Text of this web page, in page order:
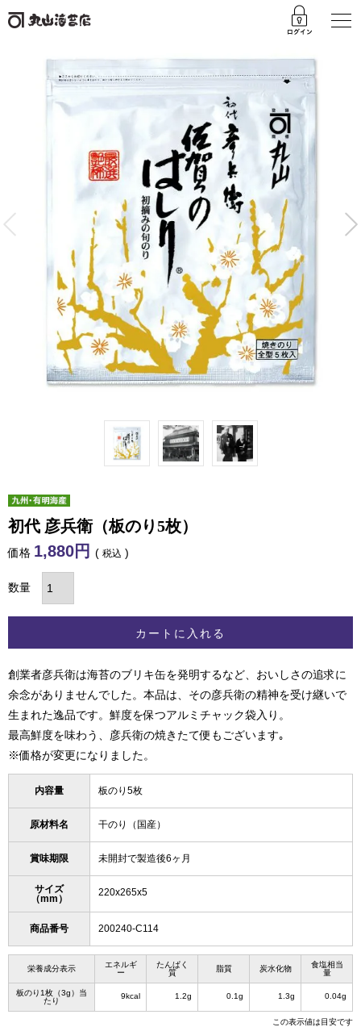
初代 彦兵衛（板のり5枚）
価格 1,880 税込
カートに入れる
創業者彦兵衛は海苔のブリキ缶を発明するなど、おいしさの追求に
余念がありませんでした。本品は、その彦兵衛の精神を受け継いで
生まれた逸品です。鮮度を保つアルミチャック袋入り。
最高鮮度を味わう、彦兵衛の焼きたて便 もございます｡
※価格が変更になりました。
内容量 板のり5枚
原材料名 干のり（国産）
賞味期限 未開封で製造後6ヶ月
サイズ
（mm）
220x265x5
商品番号 200240-C114
栄養成分表示
エネルギ
ー
たんぱく
質
脂質 炭水化物
食塩相当
量
板のり1枚（3g）当
たり
9kcal 1.2g 0.1g 1.3g 0.04g
この表示値は目安です